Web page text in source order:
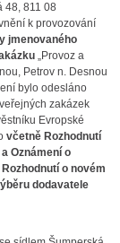
48, 811 08
k provozování
jmenovaného
„Provoz a
Petrov n. Desnou
bylo odesláno
zakázek
Evropské
včetně Rozhodnutí
Oznámení o
o novém
dodavatele